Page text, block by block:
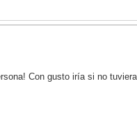
Con gusto iría si no